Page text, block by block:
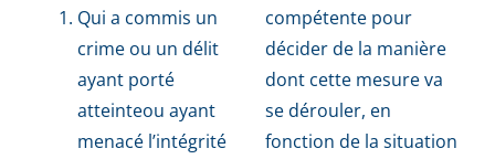
Qui a commis un
crime ou un délit
ayant porté
atteinteou ayant
menacé l’intégrité
compétente pour
décider de la manière
dont cette mesure va
se dérouler, en
fonction de la situation